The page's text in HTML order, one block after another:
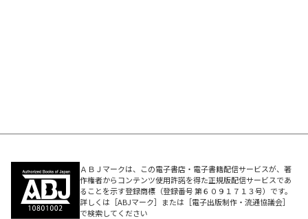
著・沈揆先（シム・ギュソン）／1956年、韓国・京畿道
安城生まれ。ソウル大学国語教育学科卒業後、83年に保
守系大手新聞社である東亜日報入社。東京特派員、編集局
ＡＢＪマークは、この電子書店・電子書籍配信サービスが、著
作権者からコンテンツ使用許諾を得た正規版配信サービスであ
ることを示す登録商標（登録番号 第６０９１７１３号）です。
詳しくは［ABJマーク］または［電子出版制作・流通協議会］
で検索してください